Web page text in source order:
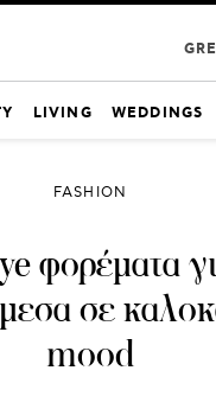
LIVING WEDDINGS
FASHION
φορέματα
σε
mood